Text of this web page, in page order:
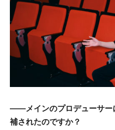
――メインのプロデューサー
補されたのですか？